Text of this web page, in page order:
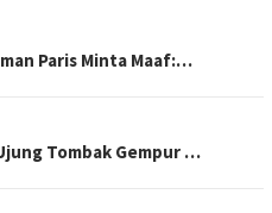
Paris Minta Maaf:…
Tombak Gempur …